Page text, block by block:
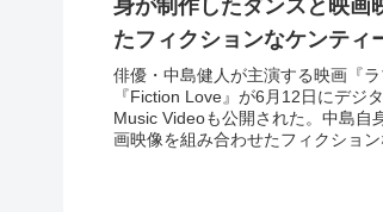
身が制作したダンスと映画
たフィクションなケンティ
俳優・中島健人が主演する映画『
『Fiction Love』が6月12日にデジ
Music Videoも公開された。中島自
画映像を組み合わせたフィクショ